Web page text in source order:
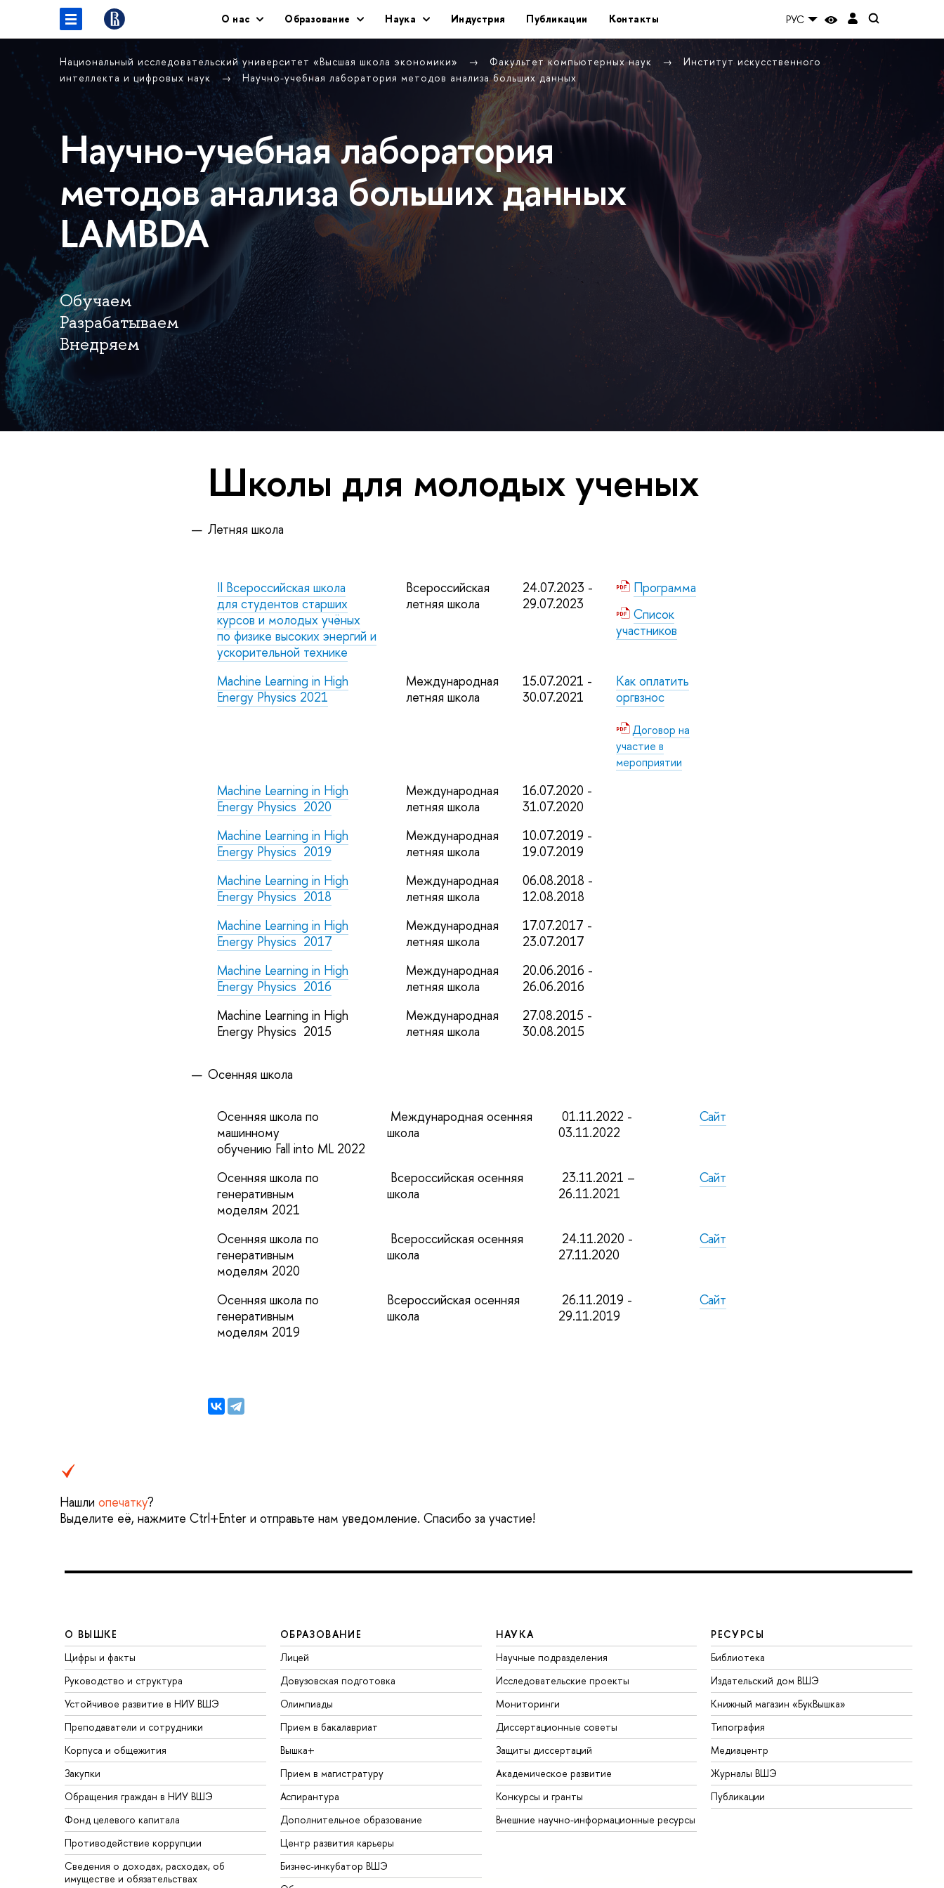
О нас Образование Наука Индустрия Публикации Контакты РУС
Национальный исследовательский университет «Высшая школа экономики» Факультет компьютерных наук
Институт искусственного
интеллекта и цифровых наук
Научно-учебная лаборатория методов анализа больших данных
Научно-учебная лаборатория
методов анализа больших данных
LAMBDA
Обучаем
Разрабатываем
Внедряем
Школы для молодых ученых
Летняя школа
II Всероссийская школа
для студентов старших
курсов и молодых учёных
по физике высоких энергий и
ускорительной технике
Всероссийская
летняя школа
24.07.2023 -
29.07.2023
Программа
Список
участников
Machine Learning in High
Energy Physics 2021
Международная
летняя школа
15.07.2021 -
30.07.2021
Как оплатить
оргвзнос
Договор на
участие в
мероприятии
Machine Learning in High
Energy Physics 2020
Международная
летняя школа
16.07.2020 -
31.07.2020
Machine Learning in High
Energy Physics 2019
Международная
летняя школа
10.07.2019 -
19.07.2019
Machine Learning in High
Energy Physics 2018
Международная
летняя школа
06.08.2018 -
12.08.2018
Machine Learning in High
Energy Physics 2017
Международная
летняя школа
17.07.2017 -
23.07.2017
Machine Learning in High
Energy Physics 2016
Международная
летняя школа
20.06.2016 -
26.06.2016
Machine Learning in High
Energy Physics 2015
Международная
летняя школа
27.08.2015 -
30.08.2015
Осенняя школа
Осенняя школа по
машинному
обучению Fall into ML 2022
Международная осенняя
школа
01.11.2022 -
03.11.2022
Сайт
Осенняя школа по
генеративным
моделям 2021
Всероссийская осенняя
школа
23.11.2021 –
26.11.2021
Сайт
Осенняя школа по
генеративным
моделям 2020
Всероссийская осенняя
школа
24.11.2020 -
27.11.2020
Сайт
Осенняя школа по
генеративным
моделям 2019
Всероссийская осенняя
школа
26.11.2019 -
29.11.2019
Сайт
Нашли опечатку?
Выделите её, нажмите Ctrl+Enter и отправьте нам уведомление. Спасибо за участие!
О ВЫШКЕ
Цифры и факты
Руководство и структура
Устойчивое развитие в НИУ ВШЭ
Преподаватели и сотрудники
Корпуса и общежития
Закупки
Обращения граждан в НИУ ВШЭ
Фонд целевого капитала
Противодействие коррупции
Сведения о доходах, расходах, об
имуществе и обязательствах
ОБРАЗОВАНИЕ
Лицей
Довузовская подготовка
Олимпиады
Прием в бакалавриат
Вышка+
Прием в магистратуру
Аспирантура
Дополнительное образование
Центр развития карьеры
Бизнес-инкубатор ВШЭ
НАУКА
Научные подразделения
Исследовательские проекты
Мониторинги
Диссертационные советы
Защиты диссертаций
Академическое развитие
Конкурсы и гранты
Внешние научно-информационные ресурсы
РЕСУРСЫ
Библиотека
Издательский дом ВШЭ
Книжный магазин «БукВышка»
Типография
Медиацентр
Журналы ВШЭ
Публикации